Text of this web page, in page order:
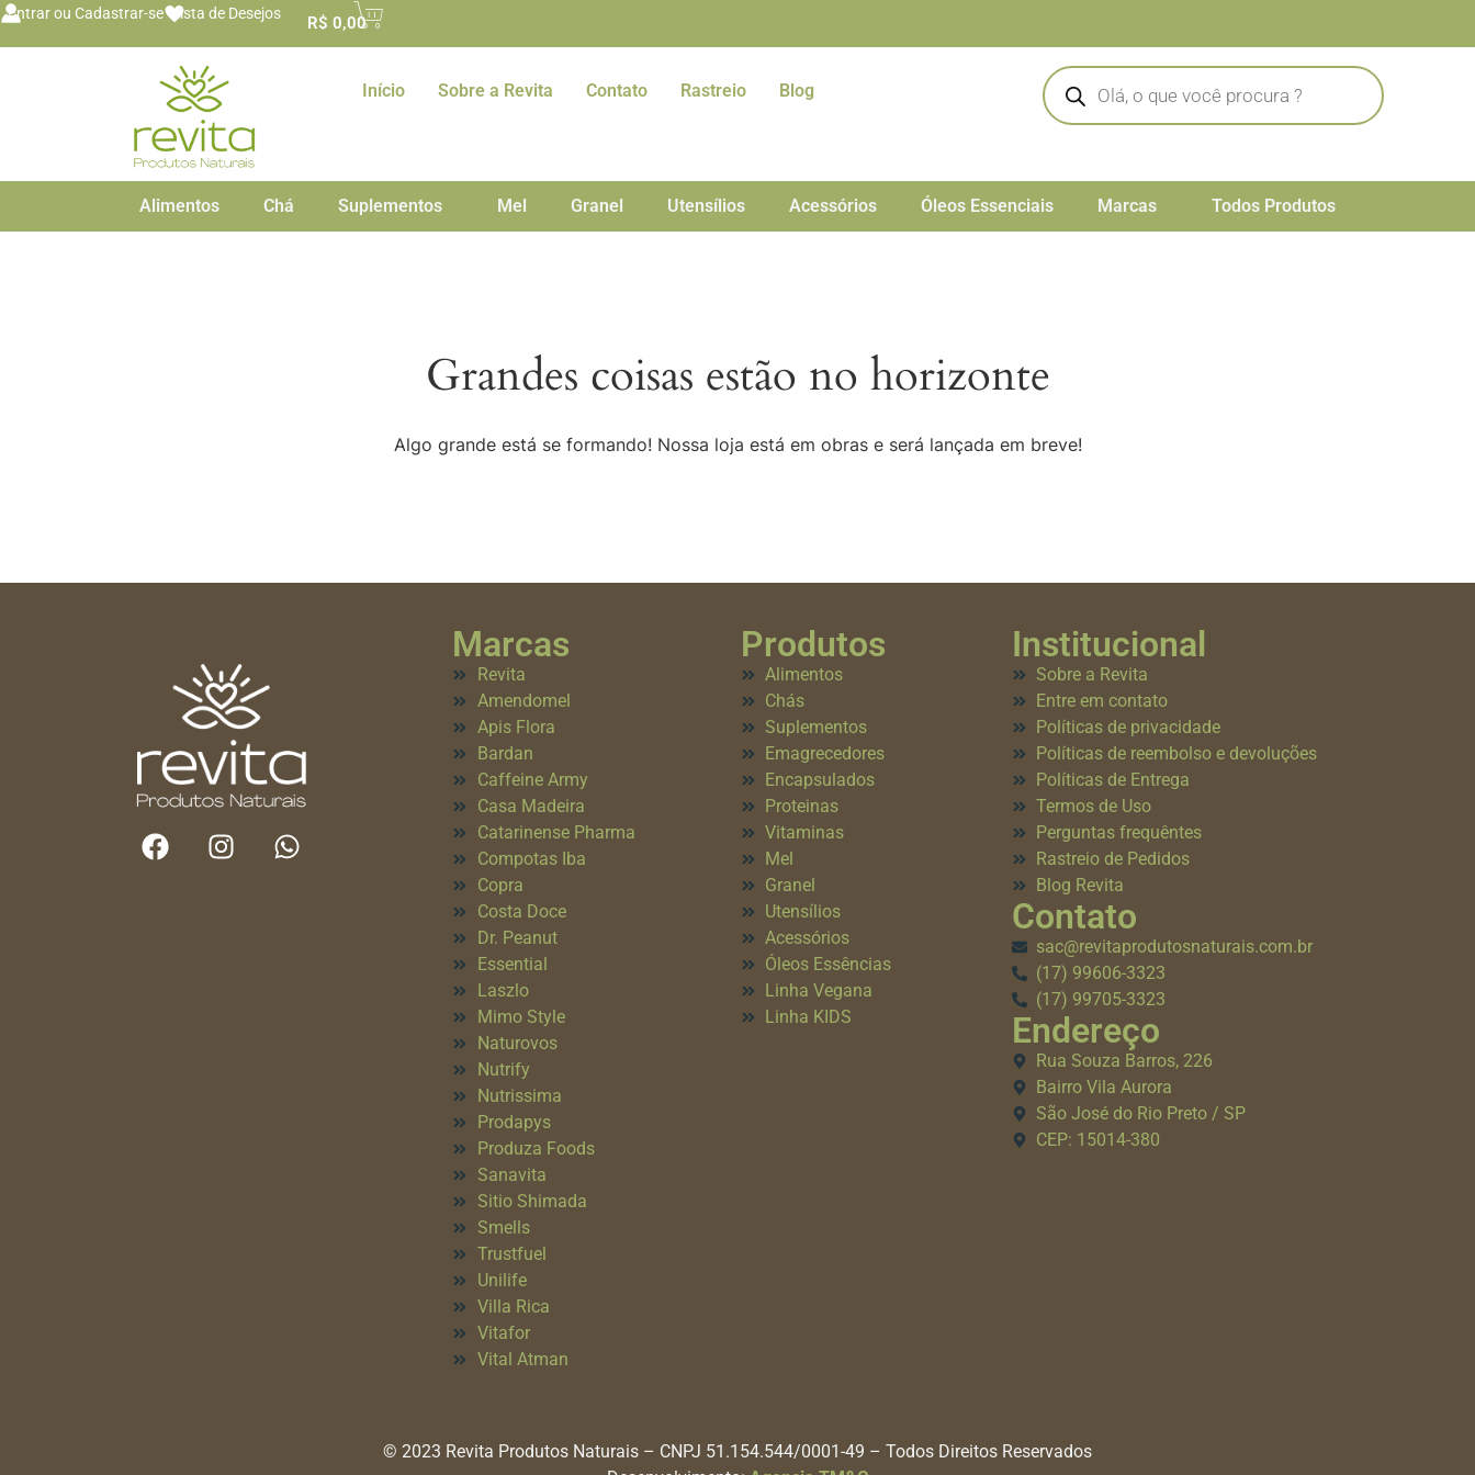
conteúdo
Entrar ou Cadastrar-se Lista de Desejos R$ 0,00
Início Sobre a Revita Contato Rastreio Blog
Alimentos Chá Suplementos Mel Granel Utensílios Acessórios Óleos Essenciais Marcas Todos Produtos
Grandes coisas estão no horizonte
Algo grande está se formando! Nossa loja está em obras e será lançada em breve!
Marcas
Revita
Amendomel
Apis Flora
Bardan
Caffeine Army
Casa Madeira
Catarinense Pharma
Compotas Iba
Copra
Costa Doce
Dr. Peanut
Essential
Laszlo
Mimo Style
Naturovos
Nutrify
Nutrissima
Prodapys
Produza Foods
Sanavita
Sitio Shimada
Smells
Trustfuel
Unilife
Villa Rica
Vitafor
Vital Atman
Produtos
Alimentos
Chás
Suplementos
Emagrecedores
Encapsulados
Proteinas
Vitaminas
Mel
Granel
Utensílios
Acessórios
Óleos Essências
Linha Vegana
Linha KIDS
Institucional
Sobre a Revita
Entre em contato
Políticas de privacidade
Políticas de reembolso e devoluções
Políticas de Entrega
Termos de Uso
Perguntas frequêntes
Rastreio de Pedidos
Blog Revita
Contato
sac@revitaprodutosnaturais.com.br
(17) 99606-3323
(17) 99705-3323
Endereço
Rua Souza Barros, 226
Bairro Vila Aurora
São José do Rio Preto / SP
CEP: 15014-380
© 2023 Revita Produtos Naturais – CNPJ 51.154.544/0001-49 – Todos Direitos Reservados